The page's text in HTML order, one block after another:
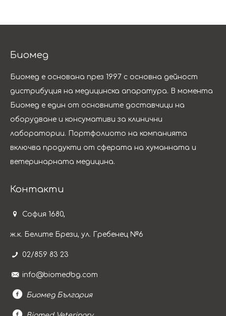
Биомед
Биомед е основана през 1997 с основна дейност
дистрибуция на медицинска апаратура. B момента
Биомед е един от основните доставчици на
оборудване и консумативи за клинични
лаборатории. Портфолиото на компанията
включва продукти от сферата на хуманната и
ветеринарната медицина.
Контакти
София 1680,
ж.к. Белите Брези, ул. Гребенец №6
02/859 83 23
info@biomedbg.com
Биомед България